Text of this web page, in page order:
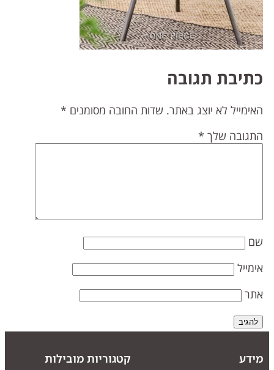
תגובה
לא יוצג באתר. שדות החובה מסומנים*
שלך*
קטגוריות מובילות